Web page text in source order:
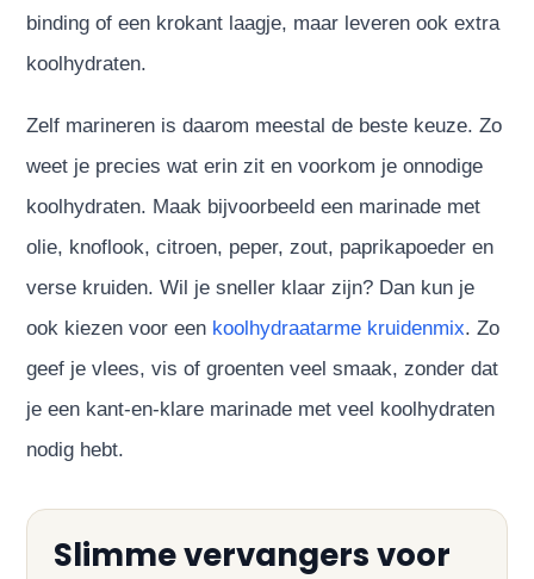
binding of een krokant laagje, maar leveren ook extra
koolhydraten.
Zelf marineren is daarom meestal de beste keuze. Zo
weet je precies wat erin zit en voorkom je onnodige
koolhydraten. Maak bijvoorbeeld een marinade met
olie, knoflook, citroen, peper, zout, paprikapoeder en
verse kruiden. Wil je sneller klaar zijn? Dan kun je
ook kiezen voor een koolhydraatarme kruidenmix. Zo
geef je vlees, vis of groenten veel smaak, zonder dat
je een kant-en-klare marinade met veel koolhydraten
nodig hebt.
Slimme vervangers voor